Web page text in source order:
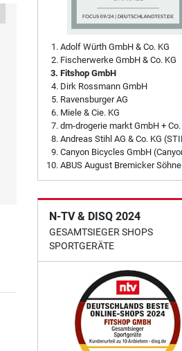
Adolf Würth GmbH & Co. KG
Fischerwerke GmbH & Co. KG
Fitshop GmbH
Dirk Rossmann GmbH
Ravensburger AG
Miele & Cie. KG
dm-drogerie markt GmbH + Co.
Andreas Stihl AG & Co. KG
Canyon Bicycles GmbH
ABUS August Bremicker Söhne
N-TV & DISQ 2024
GESAMTSIEGER SHOPS
SPORTGERÄTE